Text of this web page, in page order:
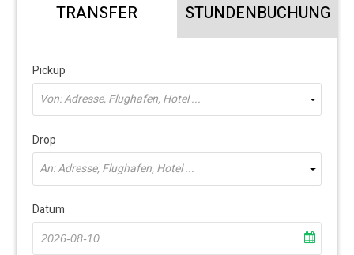
TRANSFER STUNDENBUCHUNG
Pickup
Von: Adresse, Flughafen, Hotel ...
Drop
An: Adresse, Flughafen, Hotel ...
Datum